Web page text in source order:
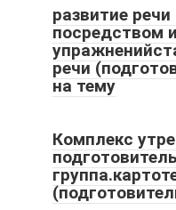
развитие
посредством
речи
на тему
Комплекс